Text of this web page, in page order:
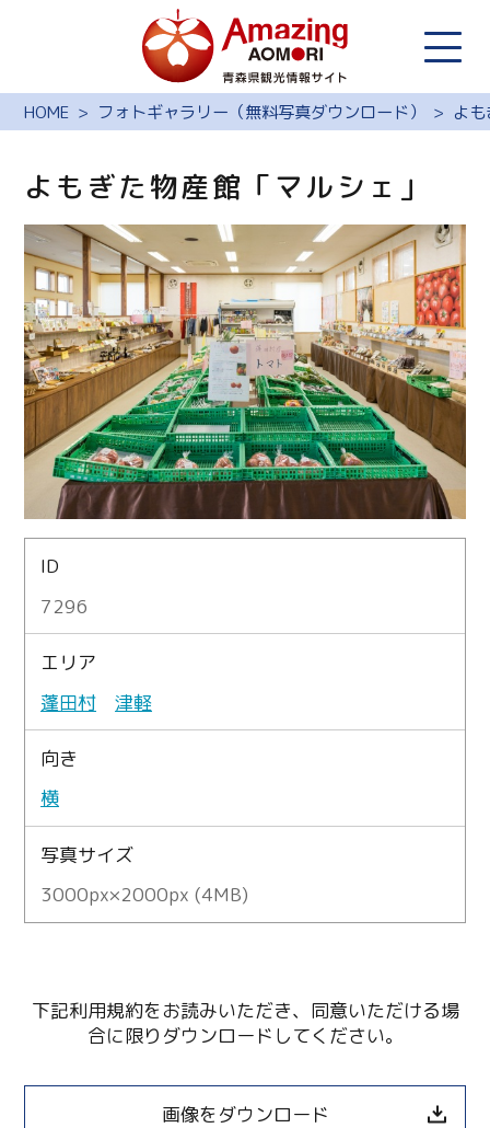
HOME フォトギャラリー（無料写真ダウンロード） よ
よもぎた物産館「マルシェ」
ID
7296
エリア
蓬田村
津軽
向き
横
写真サイズ
3000px×2000px (4MB)
下記利用規約をお読みいただき、同意いただける場
合に限りダウンロードしてください。
画像をダウンロード